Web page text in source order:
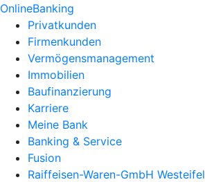
OnlineBanking
Privatkunden
Firmenkunden
Vermögensmanagement
Immobilien
Baufinanzierung
Karriere
Meine Bank
Banking & Service
Fusion
Raiffeisen-Waren-GmbH Westeifel